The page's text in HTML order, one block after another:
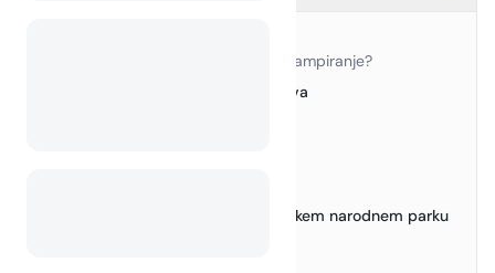
Zakaj izbrati to destinacijo za kampiranje?
Najboljša kampirišča okoli Triglava
Nasveti za kampiranje v Triglavskem narodnem parku